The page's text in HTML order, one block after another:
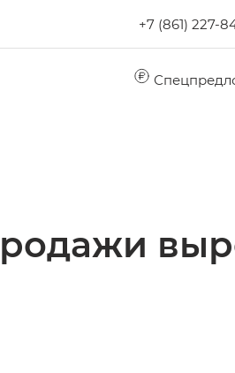
+7 (861) 227-